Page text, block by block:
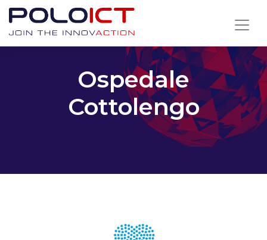
Skip
content
Ospedale
Cottolengo